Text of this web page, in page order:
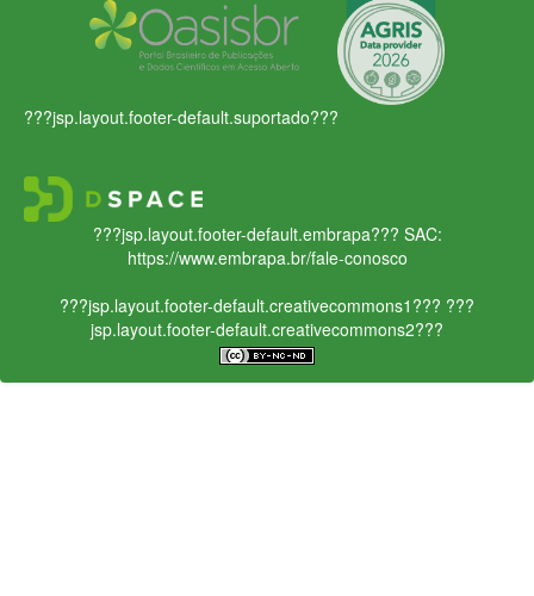
???jsp.layout.footer-default.suportado???
???jsp.layout.footer-default.embrapa??? SAC:
https://www.embrapa.br/fale-conosco
???jsp.layout.footer-default.creativecommons1??? ???
jsp.layout.footer-default.creativecommons2???